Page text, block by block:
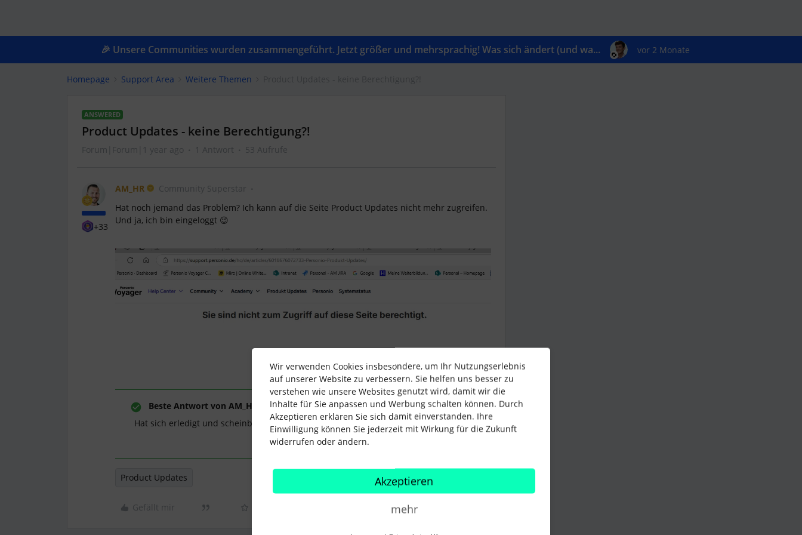
🎉 Unsere Communities wurden zusammengeführt. Jetzt größer und mehrsprachig! Was sich ändert (und wa... vor 2 Monate
Homepage Support Area Weitere Themen
ANSWERED
Product Updates - keine Berechtigung?!
Forum|Forum|1 year ago 1 Antwort 53 Aufrufe
+33
AM_HR
Community Superstar
Hat noch jemand das Problem? Ich kann auf die Seite Product Updates nicht mehr zugreifen.
Und ja, ich bin eingeloggt 😉
Beste Antwort von AM_HR
Hat sich erledigt und scheinbar selbst geheilt 🤷
Product Updates
Gefällt mir
Wir verwenden Cookies insbesondere, um Ihr Nutzungserlebnis
auf unserer Website zu verbessern. Sie helfen uns besser zu
verstehen wie unsere Websites genutzt wird, damit wir die
Inhalte für Sie anpassen und Werbung schalten können. Durch
Akzeptieren erklären Sie sich damit einverstanden. Ihre
Einwilligung können Sie jederzeit mit Wirkung für die Zukunft
widerrufen oder ändern.
Akzeptieren
mehr